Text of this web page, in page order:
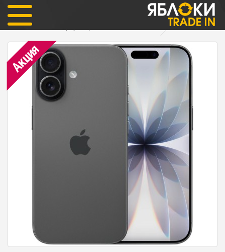
iPhone 17 512гб (черный) ОФИЦИАЛЬНЫЙ eSIM
Акция